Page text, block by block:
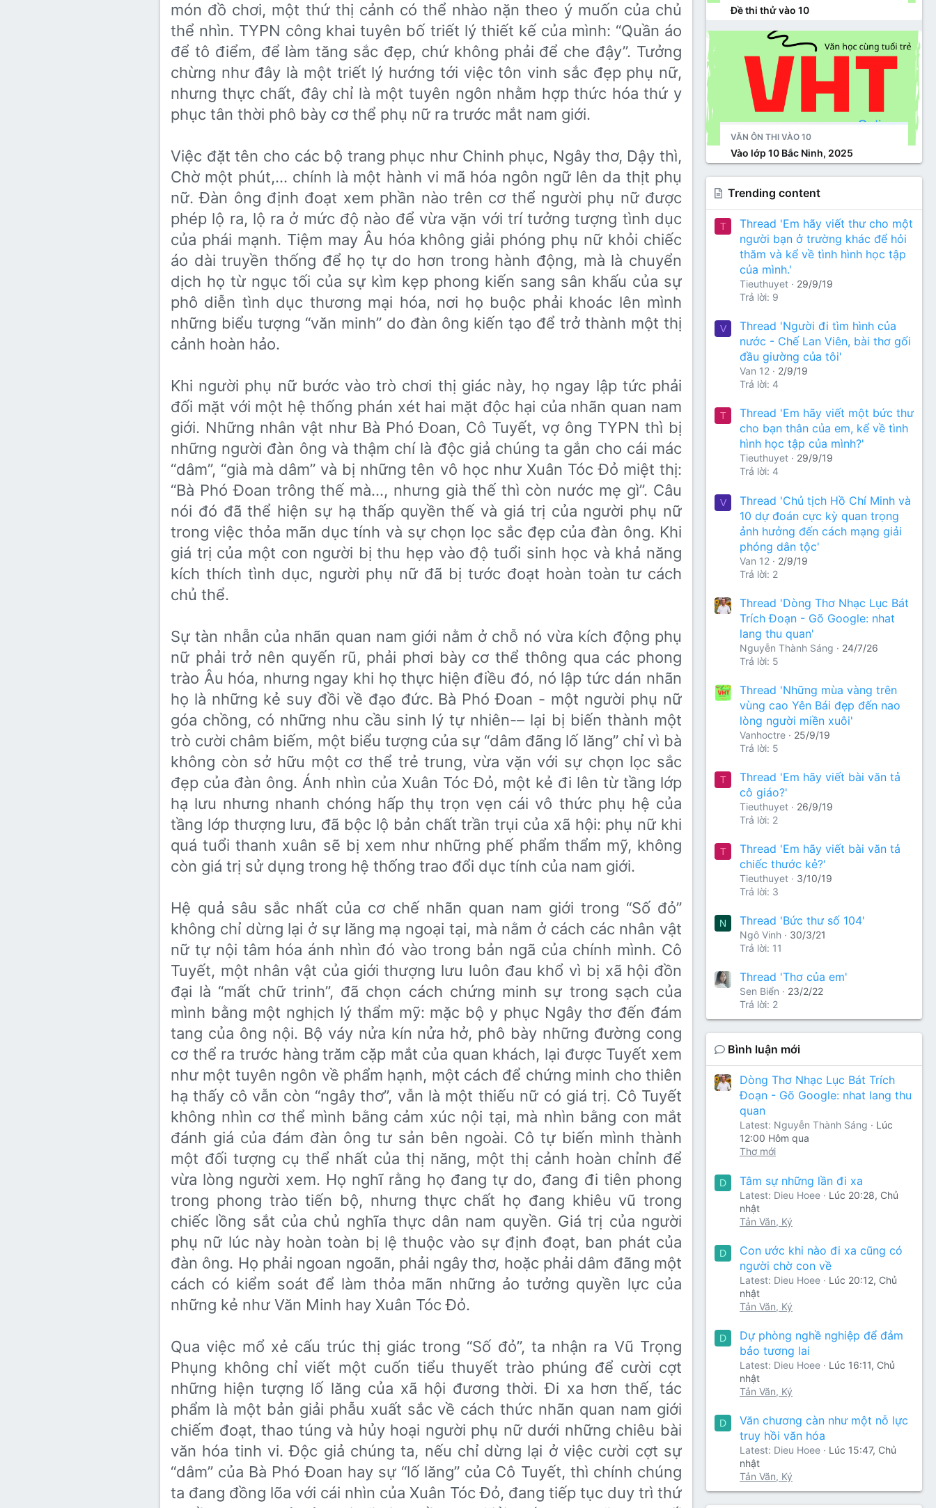
món đồ chơi, một thứ thị cảnh có thể nhào nặn theo ý muốn của chủ
thể nhìn. TYPN công khai tuyên bố triết lý thiết kế của mình: “Quần áo
để tô điểm, để làm tăng sắc đẹp, chứ không phải để che đậy”. Tưởng
chừng như đây là một triết lý hướng tới việc tôn vinh sắc đẹp phụ nữ,
nhưng thực chất, đây chỉ là một tuyên ngôn nhằm hợp thức hóa thứ y
phục tân thời phô bày cơ thể phụ nữ ra trước mắt nam giới.
Việc đặt tên cho các bộ trang phục như Chinh phục, Ngây thơ, Dậy thì,
Chờ một phút,… chính là một hành vi mã hóa ngôn ngữ lên da thịt phụ
nữ. Đàn ông định đoạt xem phần nào trên cơ thể người phụ nữ được
phép lộ ra, lộ ra ở mức độ nào để vừa vặn với trí tưởng tượng tình dục
của phái mạnh. Tiệm may Âu hóa không giải phóng phụ nữ khỏi chiếc
áo dài truyền thống để họ tự do hơn trong hành động, mà là chuyển
dịch họ từ ngục tối của sự kìm kẹp phong kiến sang sân khấu của sự
phô diễn tình dục thương mại hóa, nơi họ buộc phải khoác lên mình
những biểu tượng “văn minh” do đàn ông kiến tạo để trở thành một thị
cảnh hoàn hảo.
Khi người phụ nữ bước vào trò chơi thị giác này, họ ngay lập tức phải
đối mặt với một hệ thống phán xét hai mặt độc hại của nhãn quan nam
giới. Những nhân vật như Bà Phó Đoan, Cô Tuyết, vợ ông TYPN thì bị
những người đàn ông và thậm chí là độc giả chúng ta gắn cho cái mác
“dâm”, “già mà dâm” và bị những tên vô học như Xuân Tóc Đỏ miệt thị:
“Bà Phó Đoan trông thế mà…, nhưng già thế thì còn nước mẹ gì”. Câu
nói đó đã thể hiện sự hạ thấp quyền thế và giá trị của người phụ nữ
trong việc thỏa mãn dục tính và sự chọn lọc sắc đẹp của đàn ông. Khi
giá trị của một con người bị thu hẹp vào độ tuổi sinh học và khả năng
kích thích tình dục, người phụ nữ đã bị tước đoạt hoàn toàn tư cách
chủ thể.
Sự tàn nhẫn của nhãn quan nam giới nằm ở chỗ nó vừa kích động phụ
nữ phải trở nên quyến rũ, phải phơi bày cơ thể thông qua các phong
trào Âu hóa, nhưng ngay khi họ thực hiện điều đó, nó lập tức dán nhãn
họ là những kẻ suy đồi về đạo đức. Bà Phó Đoan - một người phụ nữ
góa chồng, có những nhu cầu sinh lý tự nhiên-– lại bị biến thành một
trò cười châm biếm, một biểu tượng của sự “dâm đãng lố lăng” chỉ vì bà
không còn sở hữu một cơ thể trẻ trung, vừa vặn với sự chọn lọc sắc
đẹp của đàn ông. Ánh nhìn của Xuân Tóc Đỏ, một kẻ đi lên từ tầng lớp
hạ lưu nhưng nhanh chóng hấp thụ trọn vẹn cái vô thức phụ hệ của
tầng lớp thượng lưu, đã bộc lộ bản chất trần trụi của xã hội: phụ nữ khi
quá tuổi thanh xuân sẽ bị xem như những phế phẩm thẩm mỹ, không
còn giá trị sử dụng trong hệ thống trao đổi dục tính của nam giới.
Hệ quả sâu sắc nhất của cơ chế nhãn quan nam giới trong “Số đỏ”
không chỉ dừng lại ở sự lăng mạ ngoại tại, mà nằm ở cách các nhân vật
nữ tự nội tâm hóa ánh nhìn đó vào trong bản ngã của chính mình. Cô
Tuyết, một nhân vật của giới thượng lưu luôn đau khổ vì bị xã hội đồn
đại là “mất chữ trinh”, đã chọn cách chứng minh sự trong sạch của
mình bằng một nghịch lý thẩm mỹ: mặc bộ y phục Ngây thơ đến đám
tang của ông nội. Bộ váy nửa kín nửa hở, phô bày những đường cong
cơ thể ra trước hàng trăm cặp mắt của quan khách, lại được Tuyết xem
như một tuyên ngôn về phẩm hạnh, một cách để chứng minh cho thiên
hạ thấy cô vẫn còn “ngây thơ”, vẫn là một thiếu nữ có giá trị. Cô Tuyết
không nhìn cơ thể mình bằng cảm xúc nội tại, mà nhìn bằng con mắt
đánh giá của đám đàn ông tư sản bên ngoài. Cô tự biến mình thành
một đối tượng cụ thể nhất của thị năng, một thị cảnh hoàn chỉnh để
vừa lòng người xem. Họ nghĩ rằng họ đang tự do, đang đi tiên phong
trong phong trào tiến bộ, nhưng thực chất họ đang khiêu vũ trong
chiếc lồng sắt của chủ nghĩa thực dân nam quyền. Giá trị của người
phụ nữ lúc này hoàn toàn bị lệ thuộc vào sự định đoạt, ban phát của
đàn ông. Họ phải ngoan ngoãn, phải ngây thơ, hoặc phải dâm đãng một
cách có kiểm soát để làm thỏa mãn những ảo tưởng quyền lực của
những kẻ như Văn Minh hay Xuân Tóc Đỏ.
Qua việc mổ xẻ cấu trúc thị giác trong “Số đỏ”, ta nhận ra Vũ Trọng
Phụng không chỉ viết một cuốn tiểu thuyết trào phúng để cười cợt
những hiện tượng lố lăng của xã hội đương thời. Đi xa hơn thế, tác
phẩm là một bản giải phẫu xuất sắc về cách thức nhãn quan nam giới
chiếm đoạt, thao túng và hủy hoại người phụ nữ dưới những chiêu bài
văn hóa tinh vi. Độc giả chúng ta, nếu chỉ dừng lại ở việc cười cợt sự
“dâm” của Bà Phó Đoan hay sự “lố lăng” của Cô Tuyết, thì chính chúng
ta đang đồng lõa với cái nhìn của Xuân Tóc Đỏ, đang tiếp tục duy trì thứ
Đề thi thử vào 10
VĂN ÔN THI VÀO 10
Vào lớp 10 Bắc Ninh, 2025
Trending content
T
Thread 'Em hãy viết thư cho một
người bạn ở trường khác để hỏi
thăm và kể về tình hình học tập
của mình.'
Tieuthuyet
29/9/19
Trả lời: 9
V
Thread 'Người đi tìm hình của
nước - Chế Lan Viên, bài thơ gối
đầu giường của tôi'
Van 12
2/9/19
Trả lời: 4
T
Thread 'Em hãy viết một bức thư
cho bạn thân của em, kể về tình
hình học tập của mình?'
Tieuthuyet
29/9/19
Trả lời: 4
V
Thread 'Chủ tịch Hồ Chí Minh và
10 dự đoán cực kỳ quan trọng
ảnh hưởng đến cách mạng giải
phóng dân tộc'
Van 12
2/9/19
Trả lời: 2
Thread 'Dòng Thơ Nhạc Lục Bát
Trích Đoạn - Gõ Google: nhat
lang thu quan'
Nguyễn Thành Sáng
24/7/26
Trả lời: 5
Thread 'Những mùa vàng trên
vùng cao Yên Bái đẹp đến nao
lòng người miền xuôi'
Vanhoctre
25/9/19
Trả lời: 5
T
Thread 'Em hãy viết bài văn tả
cô giáo?'
Tieuthuyet
26/9/19
Trả lời: 2
T
Thread 'Em hãy viết bài văn tả
chiếc thước kẻ?'
Tieuthuyet
3/10/19
Trả lời: 3
N Thread 'Bức thư số 104'
Ngô Vinh
30/3/21
Trả lời: 11
Thread 'Thơ của em'
Sen Biển
23/2/22
Trả lời: 2
Bình luận mới
Dòng Thơ Nhạc Lục Bát Trích
Đoạn - Gõ Google: nhat lang thu
quan
Latest: Nguyễn Thành Sáng
Lúc
12:00 Hôm qua
Thơ mới
D Tâm sự những lần đi xa
Latest: Dieu Hoee
Lúc 20:28, Chủ
nhật
Tản Văn, Ký
D
Con ước khi nào đi xa cũng có
người chờ con về
Latest: Dieu Hoee
Lúc 20:12, Chủ
nhật
Tản Văn, Ký
D
Dự phòng nghề nghiệp để đảm
bảo tương lai
Latest: Dieu Hoee
Lúc 16:11, Chủ
nhật
Tản Văn, Ký
D
Văn chương càn như một nỗ lực
truy hồi văn hóa
Latest: Dieu Hoee
Lúc 15:47, Chủ
nhật
Tản Văn, Ký